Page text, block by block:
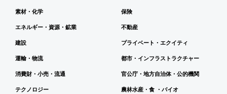
素材・化学
エネルギー・資源・鉱業
建設
運輸・物流
消費財・小売・流通
テクノロジー
保険
不動産
プライベート・エクイティ
都市・インフラストラクチャー
官公庁・地方自治体・公的機関
農林水産・食 ・バイオ